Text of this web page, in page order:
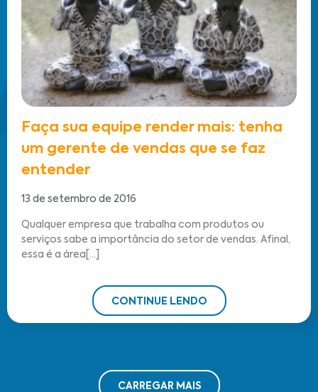
Faça sua equipe render mais: tenha
um gerente de vendas que se faz
entender
13 de setembro de 2016
Qualquer empresa que trabalha com produtos ou
serviços sabe a importância do setor de vendas. Afinal,
essa é a área[...]
CONTINUE LENDO
CARREGAR MAIS